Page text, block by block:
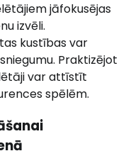
jāfokusējas
izvēli.
kustības var
Praktizējot
var attīstīt
spēlēm.